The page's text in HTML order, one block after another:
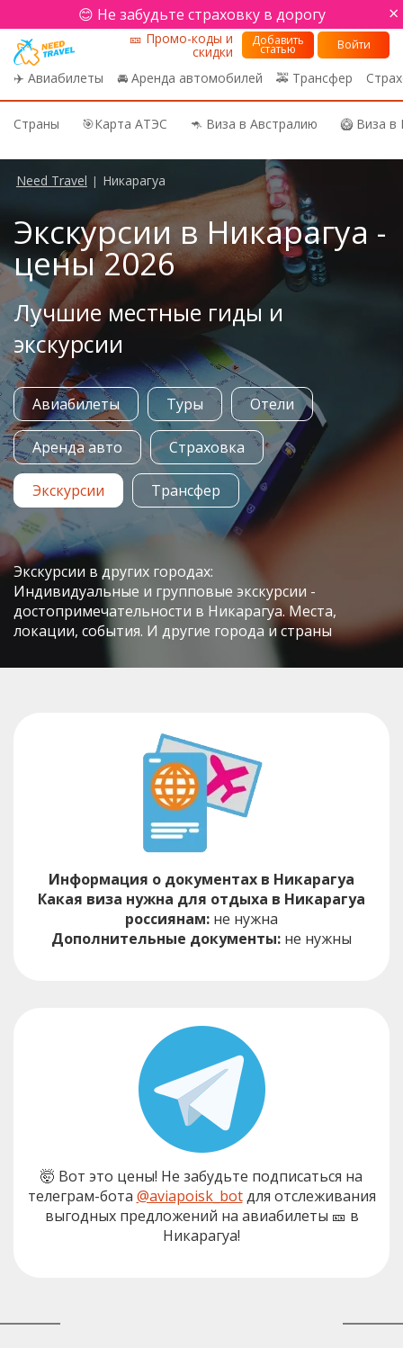
😊 Не забудьте страховку в дорогу ×
✈️ Авиабилеты 🚘 Аренда автомобилей 🚕 Трансфер
🎫 Промо-коды и
скидки
Добавить
статью Войти
Страны 🎯Карта АТЭС 🦘 Виза в Австралию 🥝 Виза
Need Travel | Никарагуа
Экскурсии в Никарагуа -
цены 2026
Лучшие местные гиды и
экскурсии
Авиабилеты Туры Отели
Аренда авто Страховка
Экскурсии Трансфер
Экскурсии в других городах:
Индивидуальные и групповые экскурсии -
достопримечательности в Никарагуа. Места,
локации, события. И другие города и страны
Информация о документах в Никарагуа
Какая виза нужна для отдыха в Никарагуа
россиянам: не нужна
Дополнительные документы: не нужны
🤯 Вот это цены! Не забудьте подписаться на
телеграм-бота @aviapoisk_botдля отслеживания
выгодных предложений на авиабилеты 🎫 в
Никарагуа!